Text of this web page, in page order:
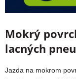
Mokrý
lacných
Jazda na mokrom